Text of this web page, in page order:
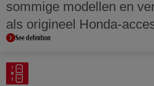
Selectable Torque
wheelie-beperking en
niveaus van vermogen
sommige modellen en
als origineel Honda-
een groot deel van het
See definition